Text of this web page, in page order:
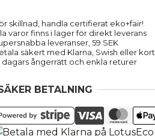
skillnad, handla certifierat eko+fair!
varor finns i lager för direkt leverans
leveranser, 59 SEK
säkert med Klarna, Swish eller kort
dagars ångerrätt och enkla returer
BETALNING